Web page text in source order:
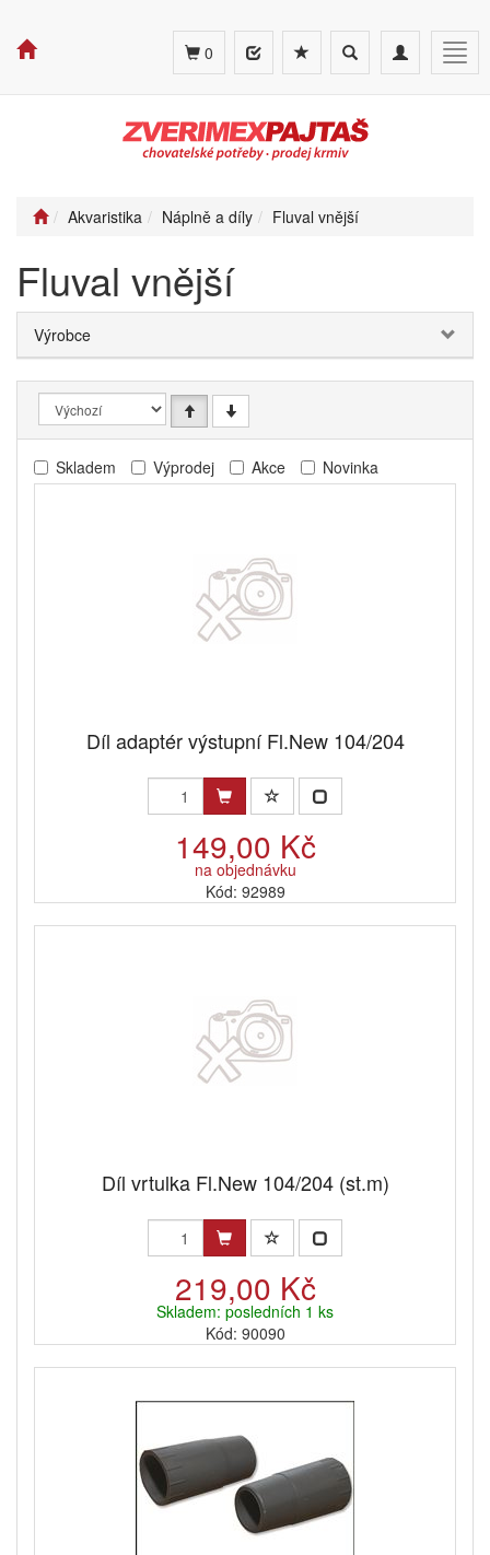
Toggle
navigation
Toggle
search
0
Akvaristika Náplně a díly Fluval vnější
Fluval vnější
Výrobce
Skladem Výprodej Akce Novinka
Díl adaptér výstupní Fl.New 104/204
149,00 Kč
na objednávku
Kód: 92989
Díl vrtulka Fl.New 104/204 (st.m)
219,00 Kč
Skladem: posledních 1 ks
Kód: 90090